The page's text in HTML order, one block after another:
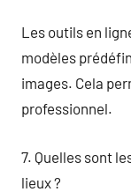
Les outils en
modèles
images. Cela
professionnel.
7. Quelles sont
lieux ?